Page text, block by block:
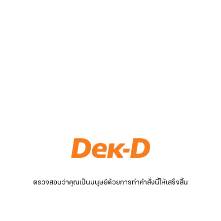
ตรวจสอบว่าคุณเป็นมนุษย์ด้วยการทำคำสั่งนี้ให้เสร็จสิ้น